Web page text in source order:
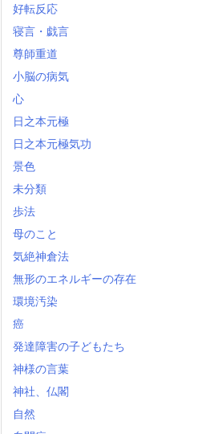
好転反応
寝言・戯言
尊師重道
小脳の病気
心
日之本元極
日之本元極気功
景色
未分類
歩法
母のこと
気絶神倉法
無形のエネルギーの存在
環境汚染
癌
発達障害の子どもたち
神様の言葉
神社、仏閣
自然